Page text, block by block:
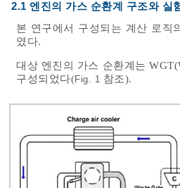
2.1 엔진의 가스 순환계 구조와 실
본 연구에서 구성되는 계산 로직
였다.
대상 엔진의 가스 순환계는
구성되었다(Fig. 1 참조).